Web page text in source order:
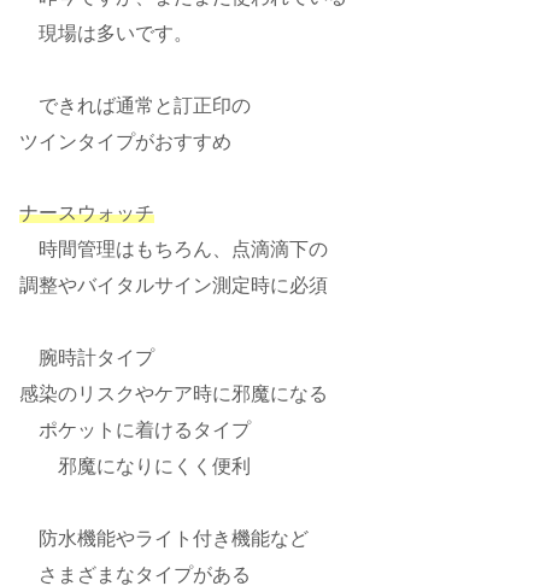
現場は多いです。
できれば通常と訂正印の
ツインタイプがおすすめ
ナースウォッチ
時間管理はもちろん、点滴滴下の
調整やバイタルサイン測定時に必須
腕時計タイプ
感染のリスクやケア時に邪魔になる
ポケットに着けるタイプ
邪魔になりにくく便利
防水機能やライト付き機能など
さまざまなタイプがある